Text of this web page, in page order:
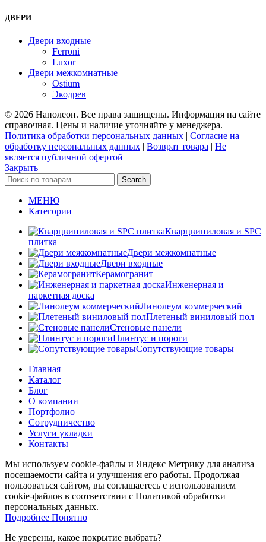
ДВЕРИ
Двери входные
Ferroni
Luxor
Двери межкомнатные
Ostium
Экодрев
© 2026 Наполеон. Все права защищены. Информация на сайте
справочная. Цены и наличие уточняйте у менеджера.
Политика обработки персональных данных | Согласие на
обработку персональных данных | Возврат товара | Не
является публичной офертой
Закрыть
Search
МЕНЮ
Категории
Кварцвиниловая и SPC
плитка
Двери межкомнатные
Двери входные
Керамогранит
Инженерная и
паркетная доска
Линолеум коммерческий
Плетеный виниловый пол
Стеновые панели
Плинтус и пороги
Сопутствующие товары
Главная
Каталог
Блог
О компании
Портфолио
Сотрудничество
Услуги укладки
Контакты
Мы используем cookie-файлы и Яндекс Метрику для анализа
посещаемости сайта и улучшения его работы. Продолжая
пользоваться сайтом, вы соглашаетесь с использованием
cookie-файлов в соответствии с Политикой обработки
персональных данных.
Подробнее Подробнее
Понятно
Не уверены, какое покрытие выбрать?